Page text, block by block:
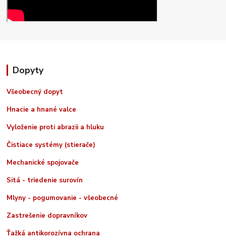
Dopyty
Všeobecný dopyt
Hnacie a hnané valce
Vyloženie proti abrazii a hluku
Čistiace systémy (stierače)
Mechanické spojovače
Sitá - triedenie surovín
Mlyny - pogumovanie - všeobecné
Zastrešenie dopravníkov
Ťažká antikorozívna ochrana